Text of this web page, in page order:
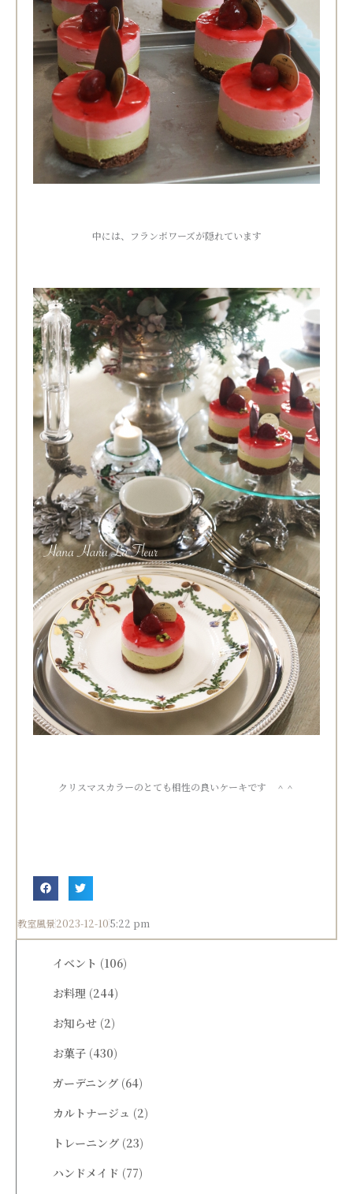
中には、フランボワーズが隠れています
クリスマスカラーのとても相性の良いケーキです ＾＾
教室風景2023-12-105:22 pm
イベント (106)
お料理 (244)
お知らせ (2)
お菓子 (430)
ガーデニング (64)
カルトナージュ (2)
トレーニング (23)
ハンドメイド (77)